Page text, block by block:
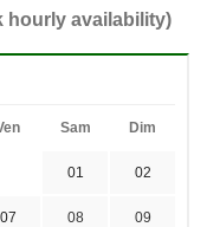
hourly availability)
Sam Dim
01 02
07 08 09